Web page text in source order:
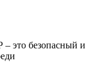
это безопасный и